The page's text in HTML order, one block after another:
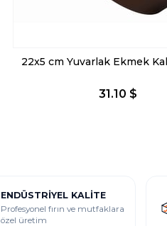
22x5 cm Yuvarlak Ekmek
31.10 $
ENDÜSTRIYEL KALITE
Profesyonel fırın ve mutfaklara
özel üretim